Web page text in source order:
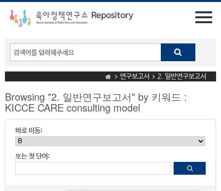
연구보고서 2. 일반연구보고서
Browsing "2. 일반연구보고서" by 키워드 :
KICCE CARE consulting model
바로 이동:
또는 첫 단어: